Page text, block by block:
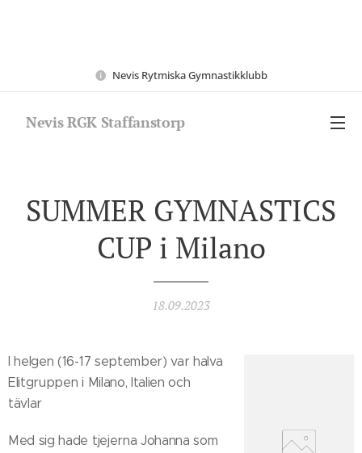
Nevis Rytmiska Gymnastikklubb
Nevis RGK Staffanstorp
SUMMER GYMNASTICS
CUP i Milano
18.09.2023
I helgen (16-17 september) var halva
Elitgruppen i Milano, Italien och
tävlar
Med sig hade tjejerna Johanna som